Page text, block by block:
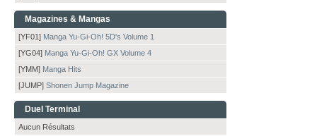
Magazines & Mangas
[YF01] Manga Yu-Gi-Oh! 5D's Volume 1
[YG04] Manga Yu-Gi-Oh! GX Volume 4
[YMM] Manga Hits
[JUMP] Shonen Jump Magazine
Duel Terminal
Aucun Résultats